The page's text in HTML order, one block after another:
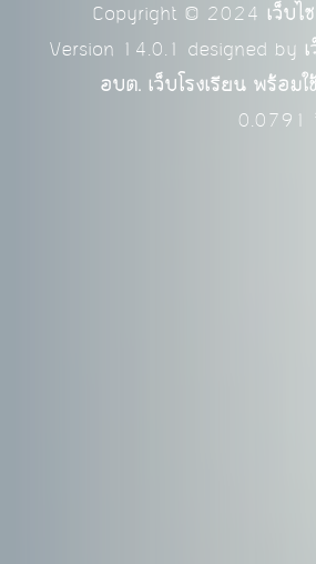
Copyright © 2024 เว็บ
Version 14.0.1 designed by
อบต. เว็บโรงเรียน พร้อมใ
0.0791